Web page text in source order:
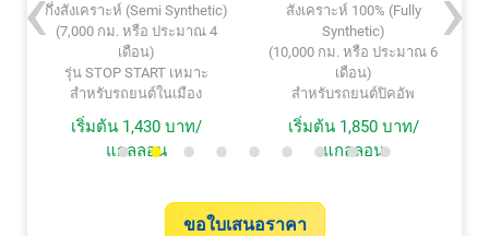
กึ่งสังเคราะห์ (Semi Synthetic)
(7,000 กม. หรือ ประมาณ 4
เดือน)
รุ่น STOP START เหมาะ
สำหรับรถยนต์ในเมือง
เริ่มต้น 1,430 บาท/
แกลลอน
สังเคราะห์ 100% (Fully
Synthetic)
(10,000 กม. หรือ ประมาณ 6
เดือน)
สำหรับรถยนต์ปิคอัพ
เริ่มต้น 1,850 บาท/
แกลลอน
ขอใบเสนอราคา